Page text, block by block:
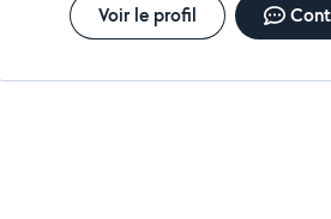
Voir le profil